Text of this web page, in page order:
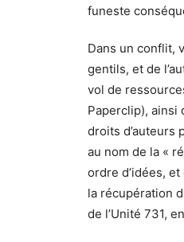
funeste
Dans un conflit,
gentils, et de
vol de
Paperclip), ainsi
droits d’auteurs
au nom de la «
ordre d’idées, et
la récupération
de l’Unité 731,